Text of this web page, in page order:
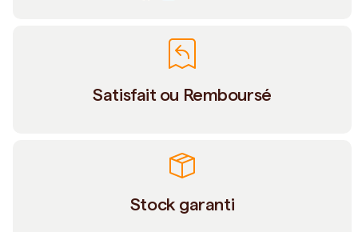
Satisfait ou Remboursé
Stock garanti